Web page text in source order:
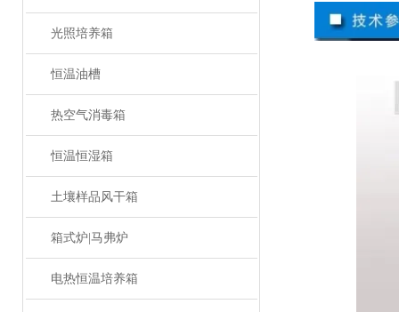
光照培养箱
恒温油槽
热空气消毒箱
恒温恒湿箱
土壤样品风干箱
箱式炉|马弗炉
电热恒温培养箱